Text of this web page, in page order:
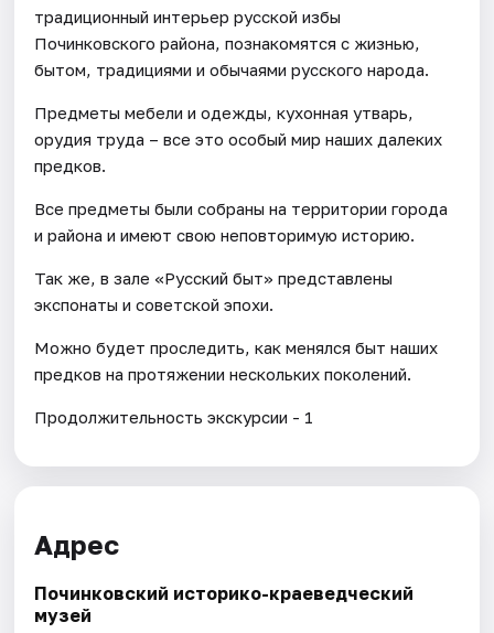
традиционный интерьер русской избы
Починковского района, познакомятся с жизнью,
бытом, традициями и обычаями русского народа.
Предметы мебели и одежды, кухонная утварь,
орудия труда – все это особый мир наших далеких
предков.
Все предметы были собраны на территории города
и района и имеют свою неповторимую историю.
Так же, в зале «Русский быт» представлены
экспонаты и советской эпохи.
Можно будет проследить, как менялся быт наших
предков на протяжении нескольких поколений.
Продолжительность экскурсии - 1
Адрес
Починковский историко-краеведческий
музей